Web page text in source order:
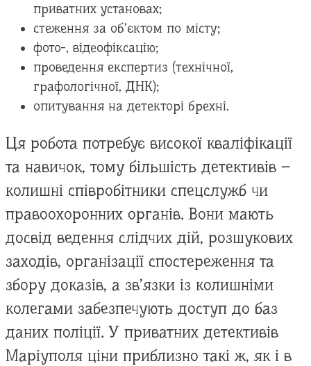
приватних установах;
стеження за об’єктом по місту;
фото-, відеофіксацію;
проведення експертиз (технічної,
графологічної, ДНК);
опитування на детекторі брехні.
Ця робота потребує високої кваліфікації
та навичок, тому більшість детективів –
колишні співробітники спецслужб чи
правоохоронних органів. Вони мають
досвід ведення слідчих дій, розшукових
заходів, організації спостереження та
збору доказів, а зв’язки із колишніми
колегами забезпечують доступ до баз
даних поліції. У приватних детективів
Маріуполя ціни приблизно такі ж, як і в